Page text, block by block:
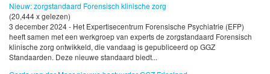
Nieuw: zorgstandaard Forensisch klinische zorg
(20,444 x gelezen)
3 december 2024 - Het Expertisecentrum Forensische Psychiatrie (EFP)
heeft samen met een werkgroep van experts de zorgstandaard Forensisch
klinische zorg ontwikkeld, die vandaag is gepubliceerd op GGZ
Standaarden. Deze nieuwe standaard biedt...